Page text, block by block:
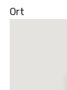
Ort